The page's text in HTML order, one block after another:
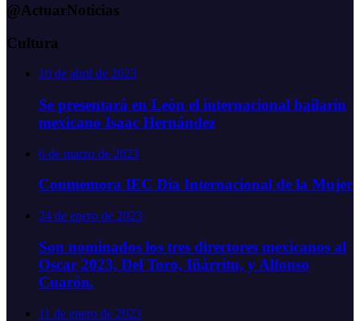
@ActuarNoticias
Cultura
10 de abril de 2023
Se presentará en León el internacional bailarín
mexicano Isaac Hernández
6 de marzo de 2023
Conmemora IEC Día Internacional de la Mujer
24 de enero de 2023
Son nominados los tres directores mexicanos al
Oscar 2023, Del Toro, Iñárritu, y Alfonso
Cuarón.
11 de enero de 2023